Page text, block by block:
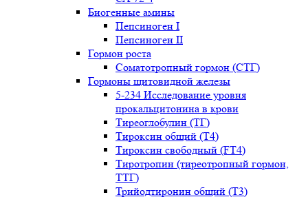
Биогенные амины
Пепсиноген I
Пепсиноген II
Гормон роста
Соматотропный гормон (СТГ)
Гормоны щитовидной железы
5-234 Исследование уровня
прокальцитонина в крови
Тиреоглобулин (ТГ)
Тироксин общий (Т4)
Тироксин свободный (FT4)
Тиротропин (тиреотропный гормон,
ТТГ)
Трийодтиронин общий (Т3)